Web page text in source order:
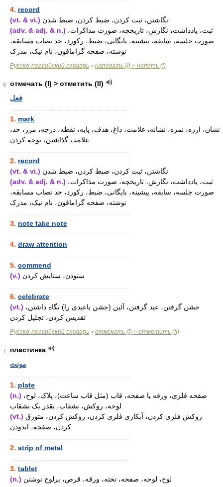
4. record
(vt. & vi.) نگاشتن، ثبت کردن، ضبط کردن، ضبط شدن
(adv. & adj. & n.)
صورت جلسه، سابقه، پیشینه، بایگانی، ضبط، رکورد، حد نصاب مسابقه،
نوشته، صفحه گرامافون، نام نیک، مدرک
Русско-персидский словарь > напевать (I) > напеть (I)
6
отмечать (I) > отметить (II)
فعل
1. mark
نشان، ارزه، نمره، نشانه، علامت، داغ، هدف، پایه، نقطه، درجه، مرز، حد،
علامت گذاشتن، توجه کردن
2. record
(vt. & vi.) نگاشتن، ثبت کردن، ضبط کردن، ضبط شدن
(adv. & adj. & n.)
صورت جلسه، سابقه، پیشینه، بایگانی، ضبط، رکورد، حد نصاب مسابقه،
نوشته، صفحه گرامافون، نام نیک، مدرک
3. note take note
4. draw attention
5. commend
(v.) ستودن، ستایش کردن
6. celebrate
(vt.)
تقدیس کردن، تجلیل کردن
Русско-персидский словарь > отмечать (I) > отметить (II)
7
пластинка
مونث
1. plate
(n.)
لوحه، روکش، بشقاب، بقدر یک بشقاب
(vt.)
کردن، صفحه، اندودن
2. strip of metal
3. tablet
(n.) لوح، لوحه، صفحه، تخته، ورقه، قرص، برلوح نوشتن